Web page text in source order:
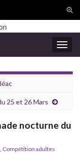
25 et 26 Mars
nocturne du
Compétition adultes